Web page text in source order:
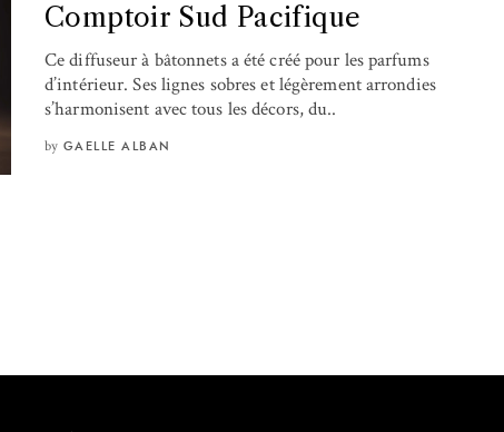
Comptoir Sud Pacifique
Ce diffuseur à bâtonnets a été créé pour les parfums
d’intérieur. Ses lignes sobres et légèrement arrondies
s’harmonisent avec tous les décors, du..
by GAELLE ALBAN